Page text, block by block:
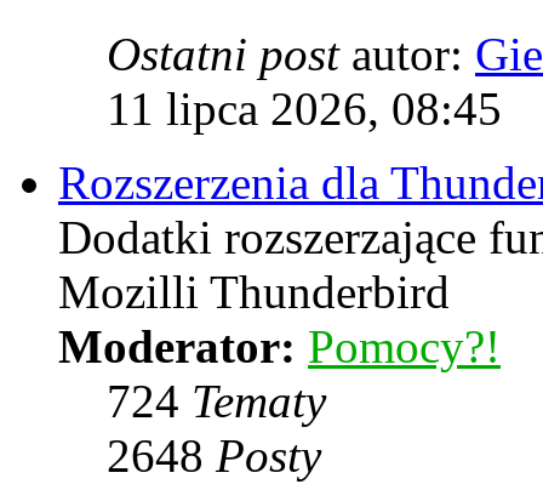
Ostatni postautor: Gie
11 lipca 2026, 08:45
Rozszerzenia dla
Dodatki rozszerzające
Mozilli Thunderbird
Moderator: Pomocy?!
724 Tematy
2648 Posty